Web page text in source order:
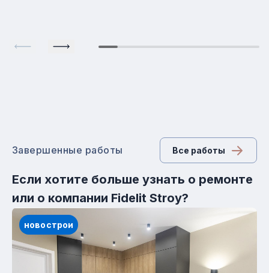
Завершенные работы Все работы
Если хотите больше узнать о ремонте
или о компании Fidelit Stroy?
новострои